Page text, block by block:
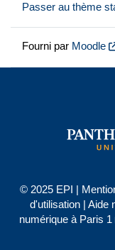
Passer au thème
Fourni par Moodle
© 2025 EPI |
d'utilisation| Aide
numérique à Paris 1